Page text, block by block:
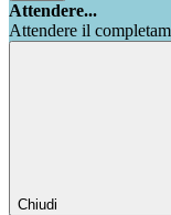
Attendere...
Attendere il
Chiudi